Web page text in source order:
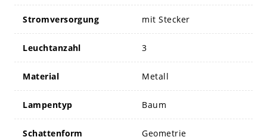
Stromversorgung mit Stecker
Leuchtanzahl 3
Material Metall
Lampentyp Baum
Schattenform Geometrie